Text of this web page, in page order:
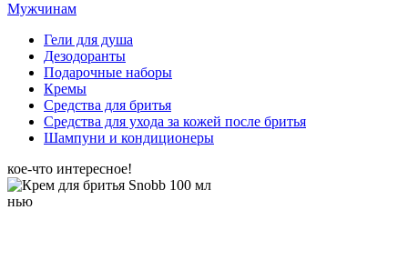
Мужчинам
Гели для душа
Дезодоранты
Подарочные наборы
Кремы
Средства для бритья
Средства для ухода за кожей после бритья
Шампуни и кондиционеры
кое-что интересное!
нью